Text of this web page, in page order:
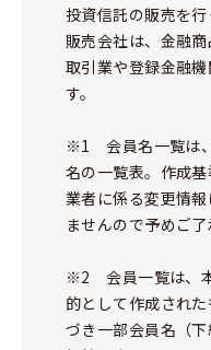
投資信託の販売を
販売会社は、金融
取引業や登録金融
す。
※1 会員名一覧は
名の一覧表。作成
業者に係る変更情
ませんので予めご了
※2 会員一覧は、
的として作成され
づき一部会員名（